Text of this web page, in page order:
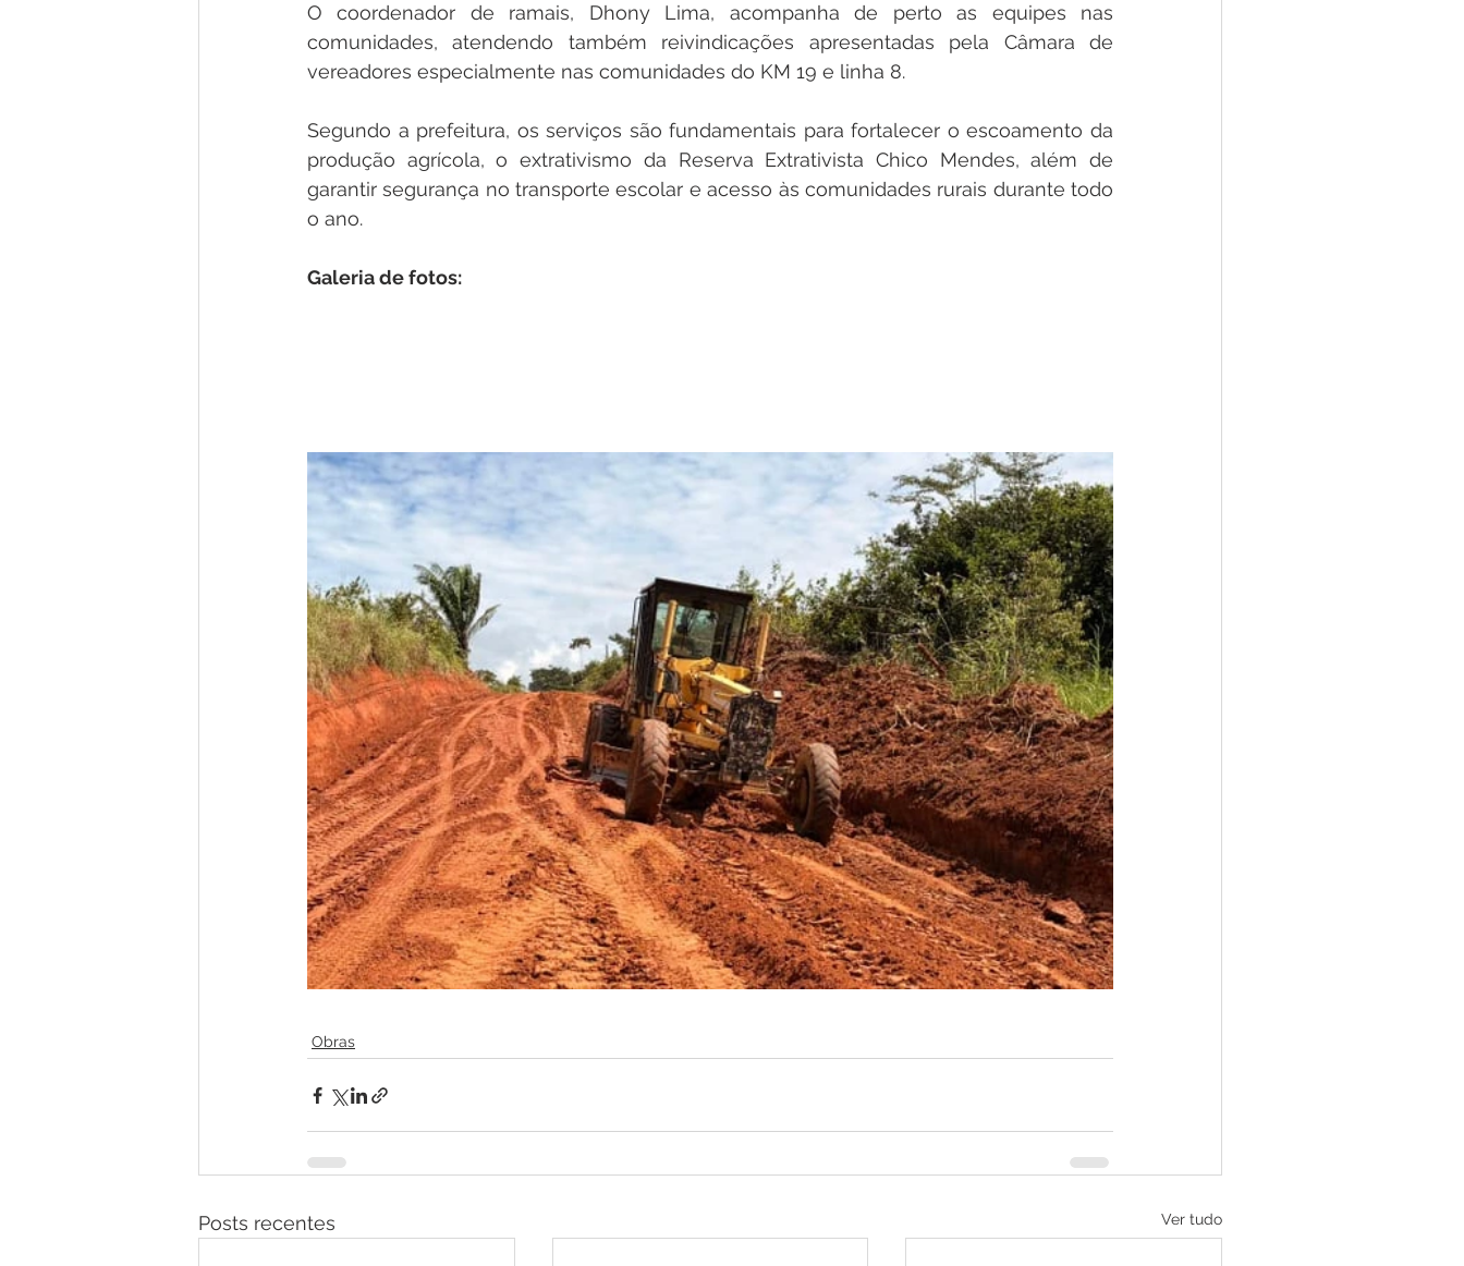
O coordenador de ramais, Dhony Lima, acompanha de perto as equipes nas
comunidades, atendendo também reivindicações apresentadas pela Câmara de
vereadores especialmente nas comunidades do KM 19 e linha 8.
Segundo a prefeitura, os serviços são fundamentais para fortalecer o escoamento da
produção agrícola, o extrativismo da Reserva Extrativista Chico Mendes, além de
garantir segurança no transporte escolar e acesso às comunidades rurais durante todo
o ano.
Galeria de fotos:
Obras
Posts recentes Ver tudo